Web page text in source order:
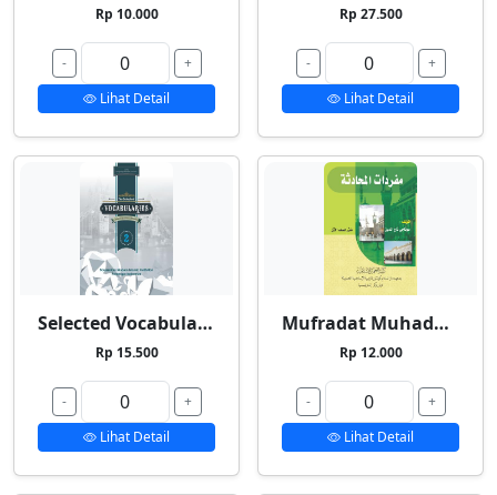
Rp 10.000
-
+
Lihat Detail
Rp 27.500
-
+
Lihat Detail
Selected Vocabularies 2
Rp 15.500
-
+
Lihat Detail
Mufradat Muhadatsah
Rp 12.000
-
+
Lihat Detail